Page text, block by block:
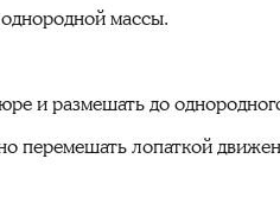
массы.
и размешать до
перемешать лопаткой